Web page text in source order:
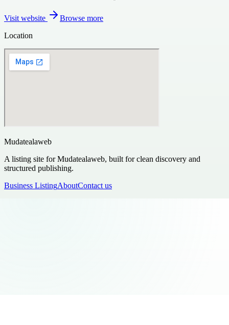
Visit website
Browse more
Location
Mudatealaweb
A listing site for Mudatealaweb, built for clean discovery and
structured publishing.
Business ListingAboutContact us